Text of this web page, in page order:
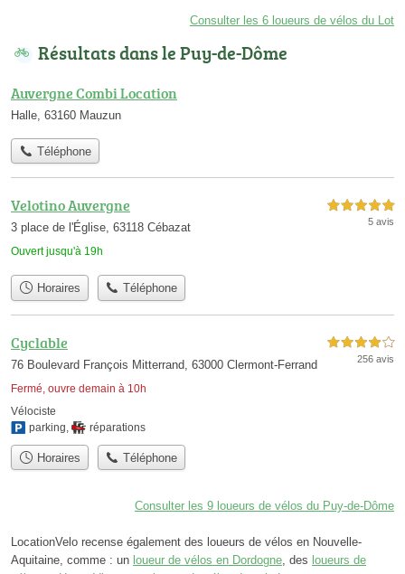
Consulter les 6 loueurs de vélos du Lot
Résultats dans le Puy-de-Dôme
Auvergne Combi Location
Halle, 63160 Mauzun
Téléphone
Velotino Auvergne
3 place de l'Église, 63118 Cébazat
Ouvert jusqu'à 19h
5,0 étoiles sur 5
5 avis
Horaires Téléphone
Cyclable
76 Boulevard François Mitterrand, 63000 Clermont-Ferrand
Fermé, ouvre demain à 10h
4,0 étoiles sur 5
256 avis
Vélociste
parking
réparations
Horaires Téléphone
Consulter les 9 loueurs de vélos du Puy-de-Dôme
LocationVelo recense également des loueurs de vélos en Nouvelle-
Aquitaine, comme : un loueur de vélos en Dordogne , des loueurs de